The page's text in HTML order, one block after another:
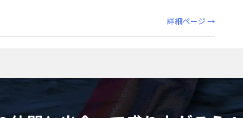
詳細ページ →